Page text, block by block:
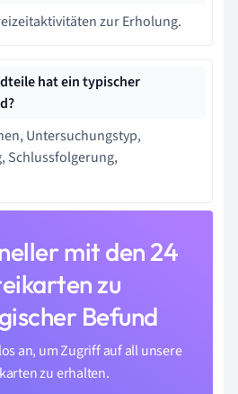
zur Erholung.
hat ein typischer
Untersuchungstyp,
Schlussfolgerung,
mit den 24
zu
Befund
an, um Zugriff auf all unsere
zu erhalten.